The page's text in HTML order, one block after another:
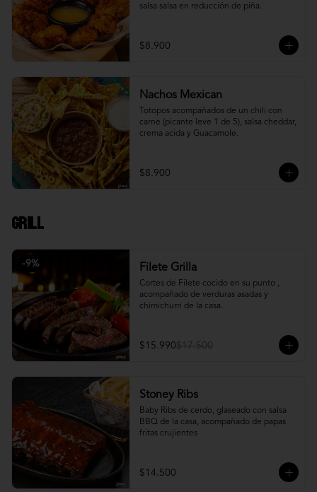
salsa salsa en reducción de piña.
$8.900
Nachos Mexican
Totopos acompañados de un chili con
carne (picante leve 1 de 5), salsa cheddar,
crema acida y Guacamole.
$8.900
Grill
-9% Filete Grilla
Cortes de Filete cocido en su punto ,
acompañado de verduras asadas y
chimichurri de la casa.
$15.990$17.500
Stoney Ribs
Baby Ribs de cerdo, glaseado con salsa
BBQ de la casa, acompañado de papas
fritas crujientes
$14.500